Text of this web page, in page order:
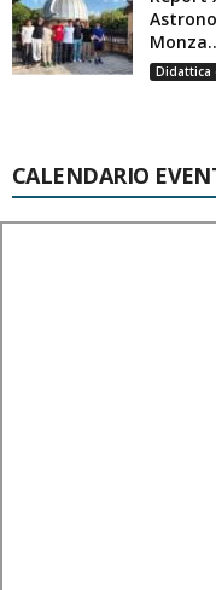
Didattica
CALENDARIO